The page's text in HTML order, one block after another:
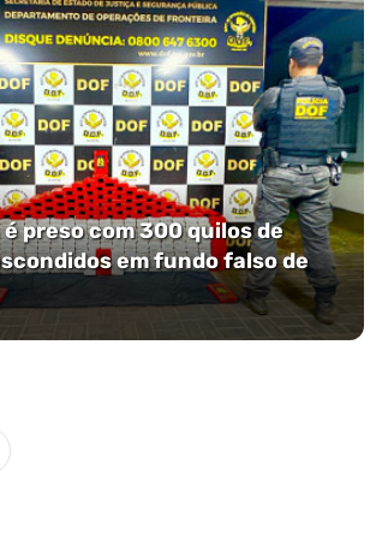
preso com 300 quilos de
em fundo falso de